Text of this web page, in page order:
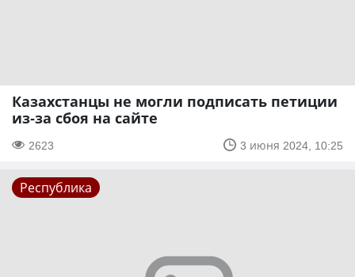
Казахстанцы не могли подписать петиции
из-за сбоя на сайте
2623 3 июня 2024, 10:25
Республика